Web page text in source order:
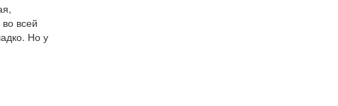
всей
Но у